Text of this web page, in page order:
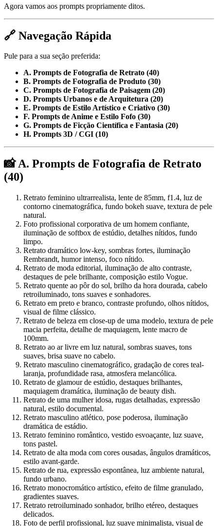
Agora vamos aos prompts propriamente ditos.
🔗 Navegação Rápida
Pule para a sua seção preferida:
A. Prompts de Fotografia de Retrato (40)
B. Prompts de Fotografia de Produto (30)
C. Prompts de Fotografia de Paisagem (20)
D. Prompts Urbanos e de Arquitetura (20)
E. Prompts de Estilo Artístico e Criativo (30)
F. Prompts de Anime e Estilo Fofo (30)
G. Prompts de Ficção Científica e Fantasia (20)
H. Prompts 3D / CGI (10)
📸 A. Prompts de Fotografia de Retrato
(40)
Retrato feminino ultrarrealista, lente de 85mm, f1.4, luz de
contorno cinematográfica, fundo bokeh suave, textura de pele
natural.
Foto profissional corporativa de um homem confiante,
iluminação de softbox de estúdio, detalhes nítidos, fundo
limpo.
Retrato dramático low-key, sombras fortes, iluminação
Rembrandt, humor intenso, foco nítido.
Retrato de moda editorial, iluminação de alto contraste,
destaques de pele brilhante, composição estilo Vogue.
Retrato quente ao pôr do sol, brilho da hora dourada, cabelo
retroiluminado, tons suaves e sonhadores.
Retrato em preto e branco, contraste profundo, olhos nítidos,
visual de filme clássico.
Retrato de beleza em close-up de uma modelo, textura de pele
macia perfeita, detalhe de maquiagem, lente macro de
100mm.
Retrato ao ar livre em luz natural, sombras suaves, tons
suaves, brisa suave no cabelo.
Retrato masculino cinematográfico, gradação de cores teal-
laranja, profundidade rasa, atmosfera melancólica.
Retrato de glamour de estúdio, destaques brilhantes,
maquiagem dramática, iluminação de beauty dish.
Retrato de uma mulher idosa, rugas detalhadas, expressão
natural, estilo documental.
Retrato masculino atlético, pose poderosa, iluminação
dramática de estádio.
Retrato feminino romântico, vestido esvoaçante, luz suave,
tons pastel.
Retrato de alta moda com cores ousadas, ângulos dramáticos,
estilo avant-garde.
Retrato de rua, expressão espontânea, luz ambiente natural,
fundo urbano.
Retrato monocromático artístico, efeito de filme granulado,
gradientes suaves.
Retrato retroiluminado sonhador, brilho etéreo, destaques
delicados.
Foto de perfil profissional, luz suave minimalista, visual de